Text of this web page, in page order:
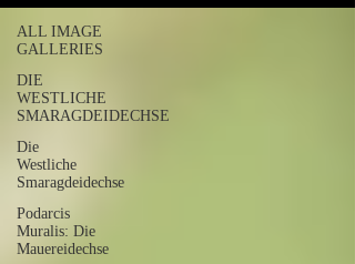
ALL IMAGE
GALLERIES
DIE
WESTLICHE
SMARAGDEIDECHSE
Die
Westliche
Smaragdeidechse
Podarcis
Muralis: Die
Mauereidechse